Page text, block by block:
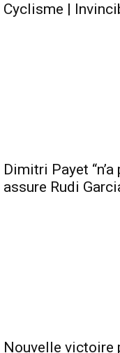
Cyclisme |
Dimitri Payet “n’a
assure Rudi
Nouvelle victoire